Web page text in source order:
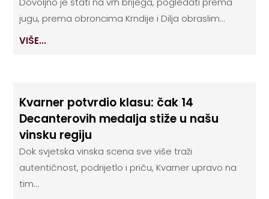
jugu, prema obroncima Krndije i Dilja obraslim...
VIŠE...
Kvarner potvrdio klasu: čak 14
Decanterovih medalja stiže u našu
vinsku regiju
Dok svjetska vinska scena sve više traži
autentičnost, podrijetlo i priču, Kvarner upravo na
tim...